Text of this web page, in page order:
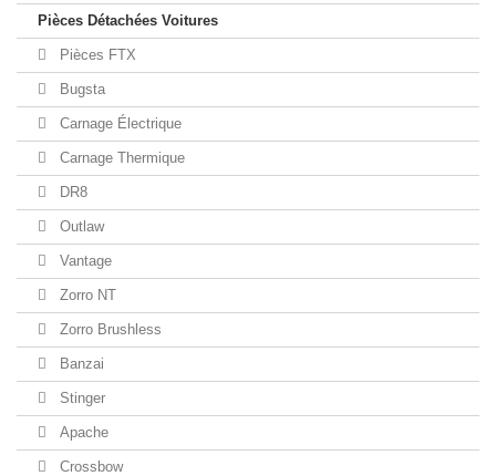
Pièces Détachées Voitures
Pièces FTX
Bugsta
Carnage Électrique
Carnage Thermique
DR8
Outlaw
Vantage
Zorro NT
Zorro Brushless
Banzai
Stinger
Apache
Crossbow